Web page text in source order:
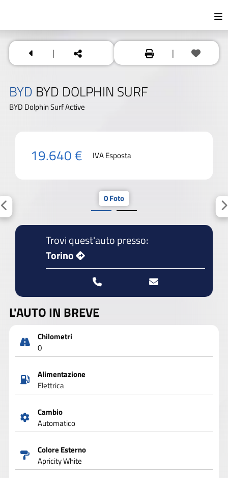
| |
BYD BYD DOLPHIN SURF
BYD Dolphin Surf Active
19.640 € IVA Esposta
0 Foto
Trovi quest'auto presso:
Torino
L'AUTO IN BREVE
Chilometri
0
Alimentazione
Elettrica
Cambio
Automatico
Colore Esterno
Apricity White